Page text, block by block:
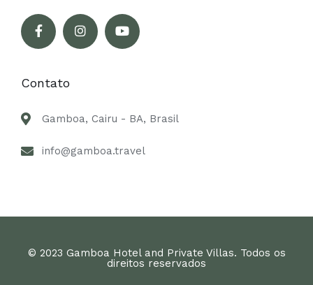
Contato
Gamboa, Cairu - BA, Brasil
info@gamboa.travel
© 2023 Gamboa Hotel and Private Villas. Todos os
direitos reservados